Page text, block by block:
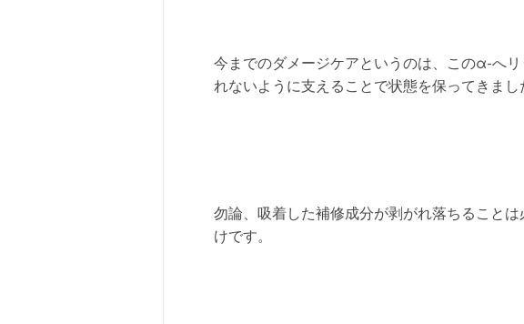
今までのダメージケアというのは、このα-へ
れないように支えることで状態を保ってきまし
勿論、吸着した補修成分が剥がれ落ちること
けです。